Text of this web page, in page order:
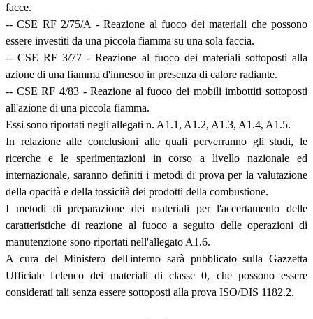
facce.
-- CSE RF 2/75/A - Reazione al fuoco dei materiali che possono
essere investiti da una piccola fiamma su una sola faccia.
-- CSE RF 3/77 - Reazione al fuoco dei materiali sottoposti alla
azione di una fiamma d'innesco in presenza di calore radiante.
-- CSE RF 4/83 - Reazione al fuoco dei mobili imbottiti sottoposti
all'azione di una piccola fiamma.
Essi sono riportati negli allegati n. A1.1, A1.2, A1.3, A1.4, A1.5.
In relazione alle conclusioni alle quali perverranno gli studi, le
ricerche e le sperimentazioni in corso a livello nazionale ed
internazionale, saranno definiti i metodi di prova per la valutazione
della opacità e della tossicità dei prodotti della combustione.
I metodi di preparazione dei materiali per l'accertamento delle
caratteristiche di reazione al fuoco a seguito delle operazioni di
manutenzione sono riportati nell'allegato A1.6.
A cura del Ministero dell'interno sarà pubblicato sulla Gazzetta
Ufficiale l'elenco dei materiali di classe 0, che possono essere
considerati tali senza essere sottoposti alla prova ISO/DIS 1182.2.